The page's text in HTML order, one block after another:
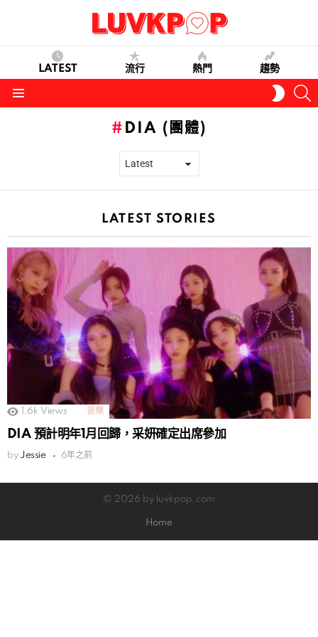
LATEST 流行 熱門 趨勢
SKIN
DIA (團體)
LATEST STORIES
1.6k Views 音樂
DIA 預計明年1月回歸，采妍確定出席參加
by Jessie 6年之前
© 2026 by luvkpop.com
Home